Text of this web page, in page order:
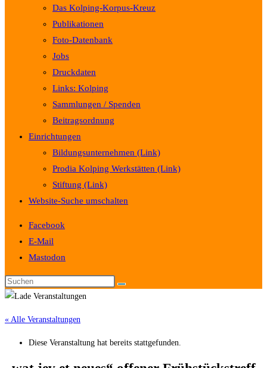
Das Kolping-Korpus-Kreuz
Publikationen
Foto-Datenbank
Jobs
Druckdaten
Links: Kolping
Sammlungen / Spenden
Beitragsordnung
Einrichtungen
Bildungsunternehmen (Link)
Prodia Kolping Werkstätten (Link)
Stiftung (Link)
Website-Suche umschalten
Facebook
E-Mail
Mastodon
« Alle Veranstaltungen
Diese Veranstaltung hat bereits stattgefunden.